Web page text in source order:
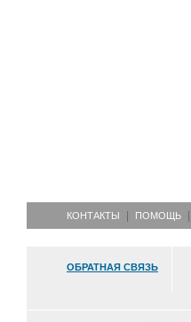
КОНТАКТЫ ПОМОЩЬ
ОБРАТНАЯ СВЯЗЬ